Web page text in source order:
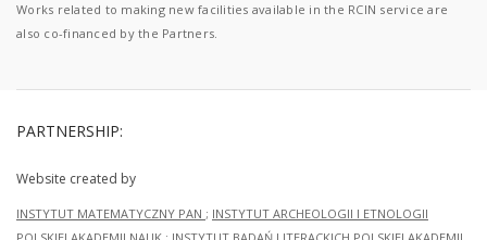
Works related to making new facilities available in the RCIN service are
also co-financed by the Partners.
PARTNERSHIP:
Website created by
INSTYTUT MATEMATYCZNY PAN ; INSTYTUT ARCHEOLOGII I ETNOLOGII